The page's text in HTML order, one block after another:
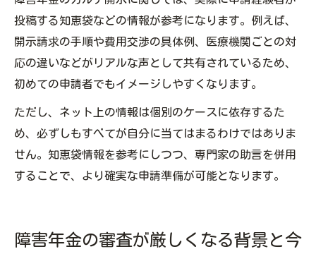
投稿する知恵袋などの情報が参考になります。例えば、
開示請求の手順や費用交渉の具体例、医療機関ごとの対
応の違いなどがリアルな声として共有されているため、
初めての申請者でもイメージしやすくなります。
ただし、ネット上の情報は個別のケースに依存するた
め、必ずしもすべてが自分に当てはまるわけではありま
せん。知恵袋情報を参考にしつつ、専門家の助言を併用
することで、より確実な申請準備が可能となります。
障害年金の審査が厳しくなる背景と今